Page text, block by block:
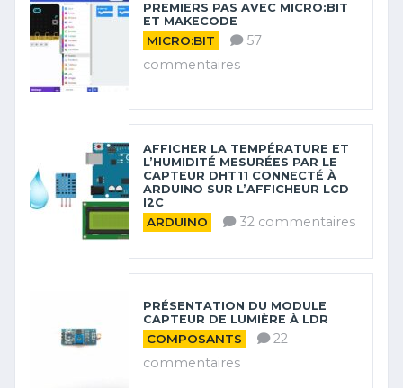
PREMIERS PAS AVEC MICRO:BIT
ET MAKECODE
MICRO:BIT
57
commentaires
AFFICHER LA TEMPÉRATURE ET
L’HUMIDITÉ MESURÉES PAR LE
CAPTEUR DHT11 CONNECTÉ À
ARDUINO SUR L’AFFICHEUR LCD
I2C
ARDUINO 32 commentaires
PRÉSENTATION DU MODULE
CAPTEUR DE LUMIÈRE À LDR
COMPOSANTS
22
commentaires